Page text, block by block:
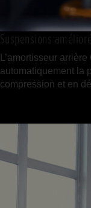
Suspensions
L’amortisseur
automatiquement la
compression et en